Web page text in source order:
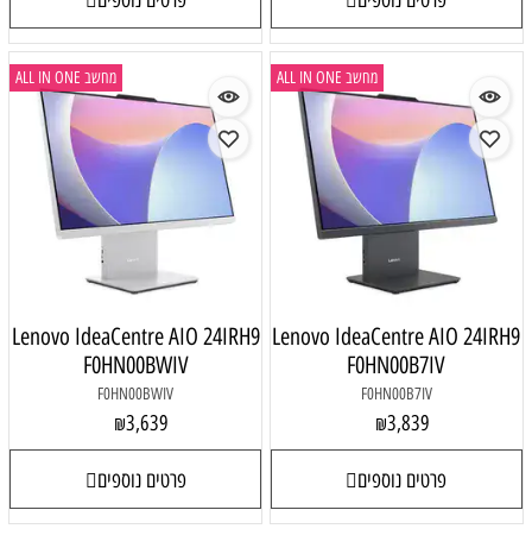
מחשב ALL IN ONE
Lenovo IdeaCentre AIO 24IRH9
F0HN00B7IV
F0HN00B7IV
₪3,839
פרטים נוספים
מחשב ALL IN ONE
Lenovo IdeaCentre AIO 24IRH9
F0HN00BWIV
F0HN00BWIV
₪3,639
פרטים נוספים